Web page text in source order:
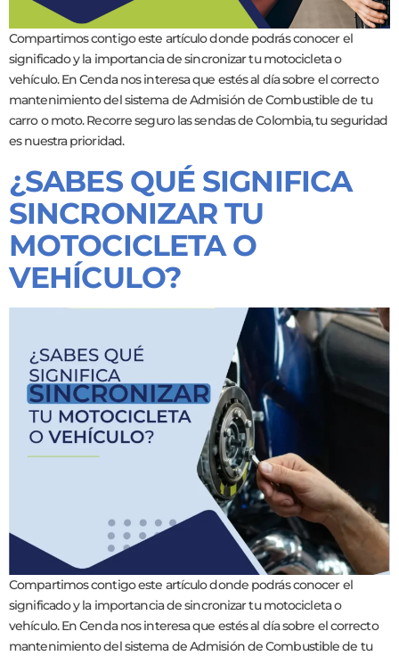
Compartimos contigo este artículo donde podrás conocer el
significado y la importancia de sincronizar tu motocicleta o
vehículo. En Cenda nos interesa que estés al día sobre el correcto
mantenimiento del sistema de Admisión de Combustible de tu
carro o moto. Recorre seguro las sendas de Colombia, tu seguridad
es nuestra prioridad.
¿SABES QUÉ SIGNIFICA
SINCRONIZAR TU
MOTOCICLETA O
VEHÍCULO?
Compartimos contigo este artículo donde podrás conocer el
significado y la importancia de sincronizar tu motocicleta o
vehículo. En Cenda nos interesa que estés al día sobre el correcto
mantenimiento del sistema de Admisión de Combustible de tu